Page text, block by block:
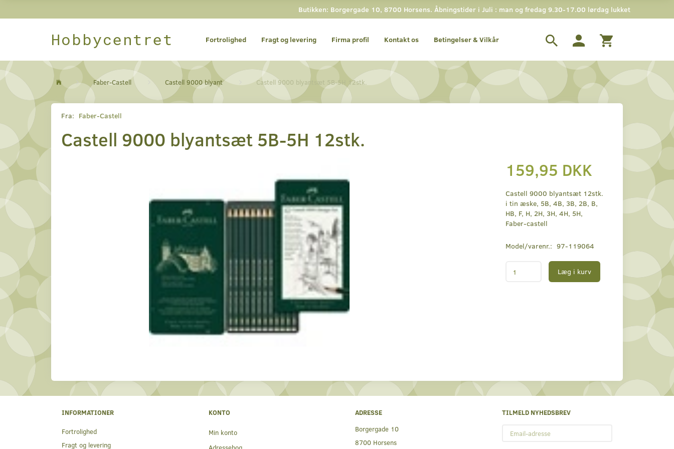
Butikken: Borgergade 10, 8700 Horsens. Åbningstider i Juli : man og fredag 9.30-17.00 lørdag lukket
Hobbycentret Fortrolighed Fragt og levering Firma profil Kontakt os Betingelser & Vilkår
Faber-Castell Castell 9000 blyant Castell 9000 blyantsæt 5B-5H 12stk.
Fra: Faber-Castell
Castell 9000 blyantsæt 5B-5H 12stk.
159,95 DKK
Castell 9000 blyantsæt 12stk.
i tin æske, 5B, 4B, 3B, 2B, B,
HB, F, H, 2H, 3H, 4H, 5H,
Faber-castell
Model/varenr.: 97-119064
Læg i kurv
INFORMATIONER
Fortrolighed
Fragt og levering
KONTO
Min konto
Adressebog
ADRESSE
Borgergade 10
8700 Horsens
TILMELD NYHEDSBREV
adresse